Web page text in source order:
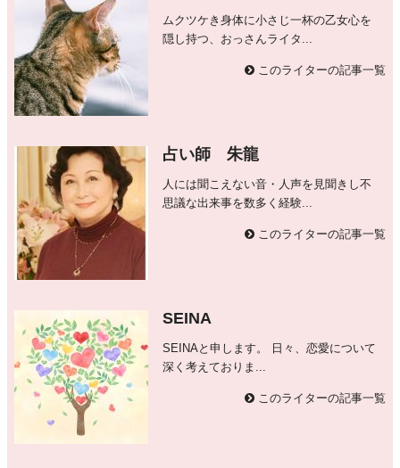
ムクツケき身体に小さじ一杯の乙女心を
隠し持つ、おっさんライタ...
このライターの記事一覧
占い師 朱龍
人には聞こえない音・人声を見聞きし不
思議な出来事を数多く経験...
このライターの記事一覧
SEINA
SEINAと申します。 日々、恋愛について
深く考えておりま...
このライターの記事一覧